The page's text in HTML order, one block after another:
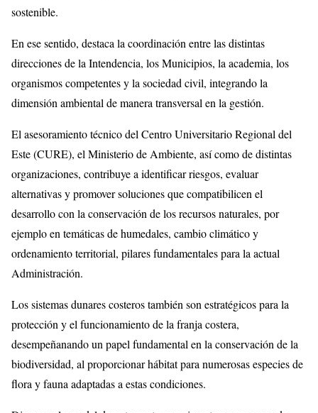
sostenible.
En ese sentido, destaca la coordinación entre las distintas
direcciones de la Intendencia, los Municipios, la academia, los
organismos competentes y la sociedad civil, integrando la
dimensión ambiental de manera transversal en la gestión.
El asesoramiento técnico del Centro Universitario Regional del
Este (CURE), el Ministerio de Ambiente, así como de distintas
organizaciones, contribuye a identificar riesgos, evaluar
alternativas y promover soluciones que compatibilicen el
desarrollo con la conservación de los recursos naturales, por
ejemplo en temáticas de humedales, cambio climático y
ordenamiento territorial, pilares fundamentales para la actual
Administración.
Los sistemas dunares costeros también son estratégicos para la
protección y el funcionamiento de la franja costera,
desempeñanando un papel fundamental en la conservación de la
biodiversidad, al proporcionar hábitat para numerosas especies de
flora y fauna adaptadas a estas condiciones.